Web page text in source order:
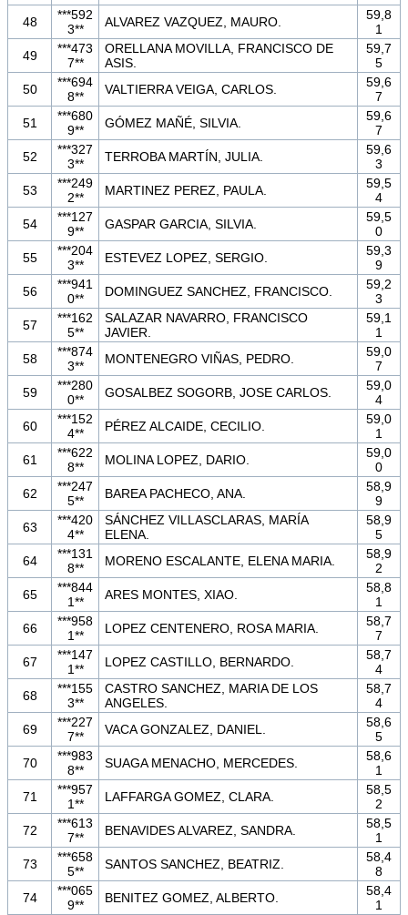
48
***592
3**
ALVAREZ VAZQUEZ, MAURO.
59,8
1
49
***473
7**
ORELLANA MOVILLA, FRANCISCO DE
ASIS.
59,7
5
50
***694
8**
VALTIERRA VEIGA, CARLOS.
59,6
7
51
***680
9**
GÓMEZ MAÑÉ, SILVIA.
59,6
7
52
***327
3**
TERROBA MARTÍN, JULIA.
59,6
3
53
***249
2**
MARTINEZ PEREZ, PAULA.
59,5
4
54
***127
9**
GASPAR GARCIA, SILVIA.
59,5
0
55
***204
3**
ESTEVEZ LOPEZ, SERGIO.
59,3
9
56
***941
0**
DOMINGUEZ SANCHEZ, FRANCISCO.
59,2
3
57
***162
5**
SALAZAR NAVARRO, FRANCISCO
JAVIER.
59,1
1
58
***874
3**
MONTENEGRO VIÑAS, PEDRO.
59,0
7
59
***280
0**
GOSALBEZ SOGORB, JOSE CARLOS.
59,0
4
60
***152
4**
PÉREZ ALCAIDE, CECILIO.
59,0
1
61
***622
8**
MOLINA LOPEZ, DARIO.
59,0
0
62
***247
5**
BAREA PACHECO, ANA.
58,9
9
63
***420
4**
SÁNCHEZ VILLASCLARAS, MARÍA
ELENA.
58,9
5
64
***131
8**
MORENO ESCALANTE, ELENA MARIA.
58,9
2
65
***844
1**
ARES MONTES, XIAO.
58,8
1
66
***958
1**
LOPEZ CENTENERO, ROSA MARIA.
58,7
7
67
***147
1**
LOPEZ CASTILLO, BERNARDO.
58,7
4
68
***155
3**
CASTRO SANCHEZ, MARIA DE LOS
ANGELES.
58,7
4
69
***227
7**
VACA GONZALEZ, DANIEL.
58,6
5
70
***983
8**
SUAGA MENACHO, MERCEDES.
58,6
1
71
***957
1**
LAFFARGA GOMEZ, CLARA.
58,5
2
72
***613
7**
BENAVIDES ALVAREZ, SANDRA.
58,5
1
73
***658
5**
SANTOS SANCHEZ, BEATRIZ.
58,4
8
74
***065
9**
BENITEZ GOMEZ, ALBERTO.
58,4
1